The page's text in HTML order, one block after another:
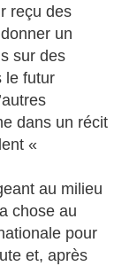
reçu des
un
sur des
le futur
dans un récit
«
au milieu
chose au
pour
et, après